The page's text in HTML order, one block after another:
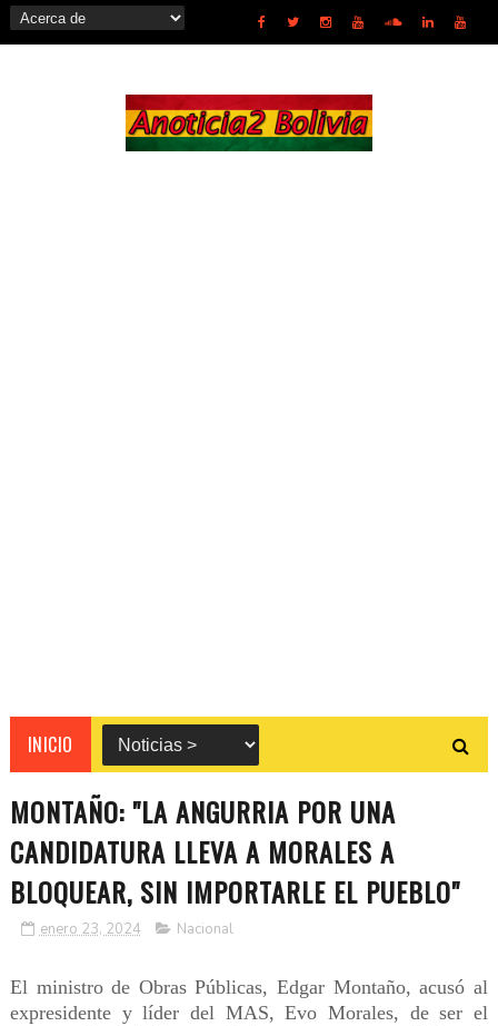
INICIO
MONTAÑO: "LA ANGURRIA POR UNA
CANDIDATURA LLEVA A MORALES A
BLOQUEAR, SIN IMPORTARLE EL PUEBLO"
enero 23, 2024 Nacional
El ministro de Obras Públicas, Edgar Montaño, acusó al
expresidente y líder del MAS, Evo Morales, de ser el